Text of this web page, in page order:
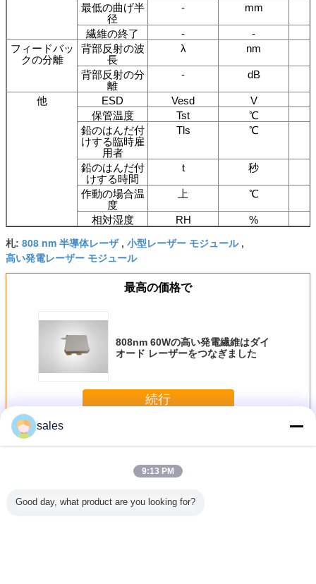
最低の曲げ半
径
- mm
繊維の終了 -
-
フィードバッ
クの分離
背部反射の波
長
λ nm
背部反射の分
離
- dB
他 ESD Vesd
V
保管温度
Tst
℃
鉛のはんだ付
けする臨時雇
用者
Tls ℃
鉛のはんだ付
けする時間
t 秒
作動の場合温
度
上 ℃
相対湿度 RH %
札: 808 nm 半導体レーザ, 小型レーザー モジュール,
高い発電レーザー モジュール
最高の価格で
808nm 60Wの高い発電繊維はダイ
オード レーザーをつなぎました
続行
多く808 nm 半導体レーザ モジュール
sales
9:13 PM
Good day, what product are you looking for?